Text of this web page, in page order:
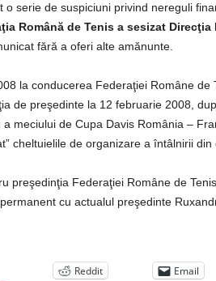
o serie de suspiciuni privind nereguli
Română de Tenis a sesizat
fără a oferi alte amănunte.
la conducerea Federaţiei Române de
de preşedinte la 12 februarie 2008,
meciului de Cupa Davis România –
cheltuielile de organizare a întâlnirii
preşedinţia Federaţiei Române de
cu actualul preşedinte
Reddit Email